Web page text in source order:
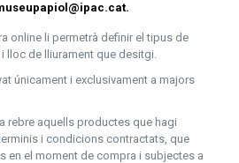
online li permetrà definir el tipus de
lloc de lliurament que desitgi.
únicament i exclusivament a majors
rebre aquells productes que hagi
i condicions contractats, que
en el moment de compra i subjectes a